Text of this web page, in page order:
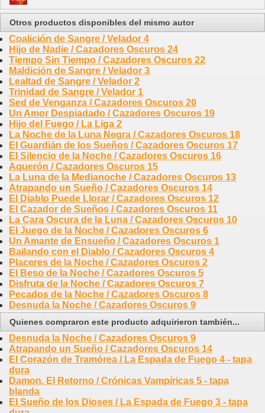
Otros productos disponibles del mismo autor
Coalición de Sangre / Velador 4
Hijo de Nadie / Cazadores Oscuros 24
Tiempo Sin Tiempo / Cazadores Oscuros 22
Maldición de Sangre / Velador 3
Lealtad de Sangre / Velador 2
Trinidad de Sangre / Velador 1
Sed de Venganza / Cazadores Oscuros 20
Un Amor Despiadado / Cazadores Oscuros 19
Hijo del Fuego / La Liga 2
La Noche de la Luna Negra / Cazadores Oscuros 18
El Guardián de los Sueños / Cazadores Oscuros 17
El Silencio de la Noche / Cazadores Oscuros 16
Aquerón / Cazadores Oscuros 15
La Luna de la Medianoche / Cazadores Oscuros 13
Atrapando un Sueño / Cazadores Oscuros 14
El Diablo Puede Llorar / Cazadores Oscuros 12
El Cazador de Sueños / Cazadores Oscuros 11
La Cara Oscura de la Luna / Cazadores Oscuros 10
El Juego de la Noche / Cazadores Oscuros 6
Un Amante de Ensueño / Cazadores Oscuros 1
Bailando con el Diablo / Cazadores Oscuros 4
Placeres de la Noche / Cazadores Oscuros 2
El Beso de la Noche / Cazadores Oscuros 5
Disfruta de la Noche / Cazadores Oscuros 7
Pecados de la Noche / Cazadores Oscuros 8
Desnuda la Noche / Cazadores Oscuros 9
Quienes compraron este producto adquirieron también...
Desnuda la Noche / Cazadores Oscuros 9
Atrapando un Sueño / Cazadores Oscuros 14
El Corazón de Tramórea / La Espada de Fuego 4 - tapa
dura
Damon. El Retorno / Crónicas Vampíricas 5 - tapa
blanda
El Sueño de los Dioses / La Espada de Fuego 3 - tapa